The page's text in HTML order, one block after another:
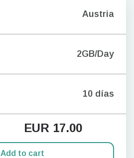
Austria
2GB/Day
10 días
EUR 17.00
Add to cart